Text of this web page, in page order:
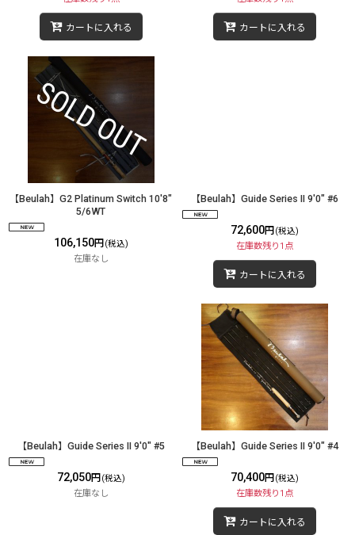
カートに入れる カートに入れる
【Beulah】G2 Platinum Switch 10'8"
5/6WT
106,150円 (税込)
在庫なし
【Beulah】Guide Series II 9'0" #6
72,600円 (税込)
在庫数残り1点
カートに入れる
【Beulah】Guide Series II 9'0" #5
72,050円 (税込)
在庫なし
【Beulah】Guide Series II 9'0" #4
70,400円 (税込)
在庫数残り1点
カートに入れる